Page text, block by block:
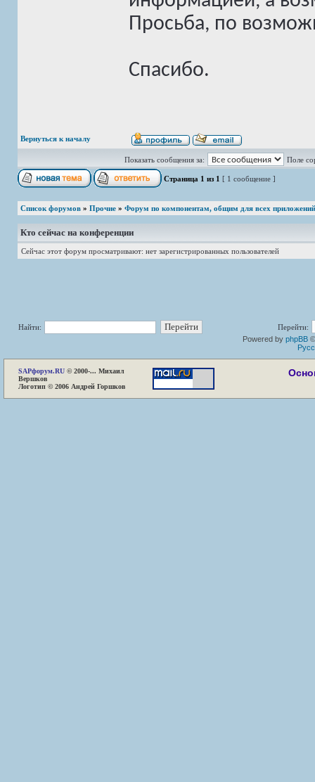
Просьба, по
Спасибо.
Вернуться к началу
Показать сообщения за: Поле
Страница 1 из 1 [ 1 сообщение ]
Список форумов » Прочие » Форум по компонентам, общим для всех приложений
Кто сейчас на конференции
Сейчас этот форум просматривают: нет зарегистрированных пользователей
Найти:
Перейти:
Powered by phpBB
SAPфорум.RU © 2000-... Михаил
Вершков
Логотип © 2006 Андрей Горшков